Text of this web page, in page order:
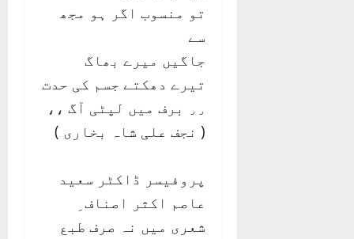
تو منسوب اگر ہو مجھ
سے
جاگیں میرے بھاگ
تیرے دھکتے جسم کی حدت
٫٫ برف میں لپٹی آگ ،،
( نجف علی شاہ بخاری )
پروفیسر ڈاکٹر سعید
عاصم اکثر اصناف ِ
شعری میں نہ صرف طبع